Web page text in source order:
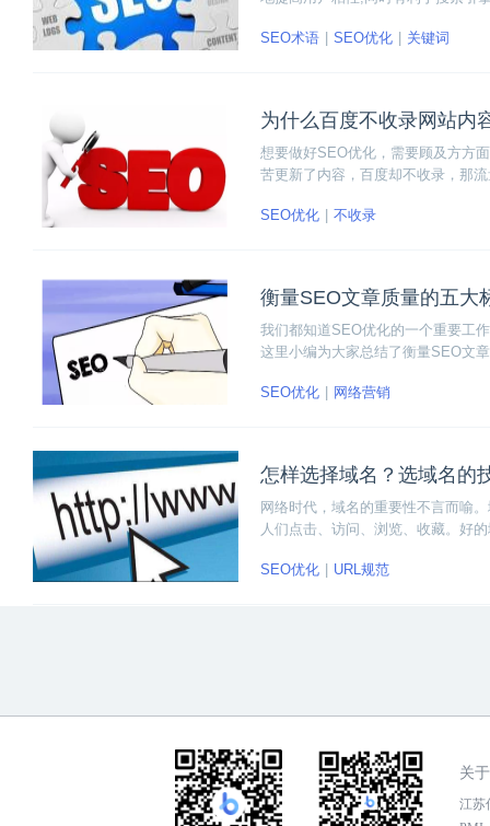
SEO术语
SEO优化 关键词
为什么百度不收录网站内
想要做好SEO优化，需要顾及方方
苦更新了内容，百度却不收录，那
决办法。
SEO优化 不收录
衡量SEO文章质量的五大
我们都知道SEO优化的一个重要工
这里小编为大家总结了衡量SEO文
SEO优化
网络营销
怎样选择域名？选域名的
网络时代，域名的重要性不言而喻
人们点击、访问、浏览、收藏。好
SEO优化
URL规范
关
江苏